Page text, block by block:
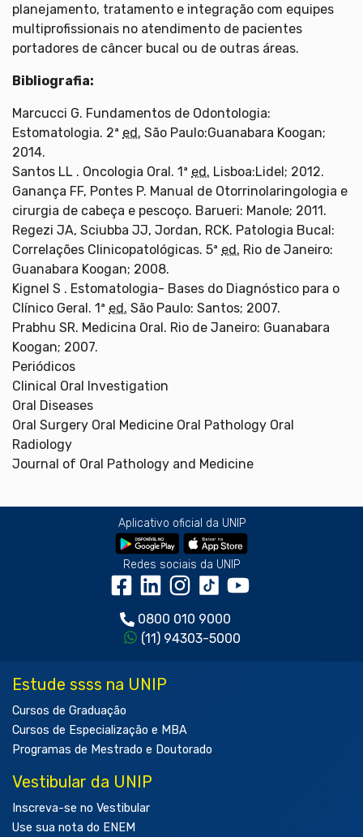
planejamento, tratamento e integração com equipes
multiprofissionais no atendimento de pacientes
portadores de câncer bucal ou de outras áreas.
Bibliografia:
Marcucci G. Fundamentos de Odontologia:
Estomatologia. 2ª ed. São Paulo:Guanabara Koogan;
2014.
Santos LL . Oncologia Oral. 1ª ed. Lisboa:Lidel; 2012.
Ganança FF, Pontes P. Manual de Otorrinolaringologia e
cirurgia de cabeça e pescoço. Barueri: Manole; 2011.
Regezi JA, Sciubba JJ, Jordan, RCK. Patologia Bucal:
Correlações Clinicopatológicas. 5ª ed. Rio de Janeiro:
Guanabara Koogan; 2008.
Kignel S . Estomatologia- Bases do Diagnóstico para o
Clínico Geral. 1ª ed. São Paulo: Santos; 2007.
Prabhu SR. Medicina Oral. Rio de Janeiro: Guanabara
Koogan; 2007.
Periódicos
Clinical Oral Investigation
Oral Diseases
Oral Surgery Oral Medicine Oral Pathology Oral
Radiology
Journal of Oral Pathology and Medicine
Aplicativo oficial da UNIP
Redes sociais da UNIP
0800 010 9000
(11) 94303-5000
Estude ssss na UNIP
Cursos de Graduação
Cursos de Especialização e MBA
Programas de Mestrado e Doutorado
Vestibular da UNIP
Inscreva-se no Vestibular
Use sua nota do ENEM